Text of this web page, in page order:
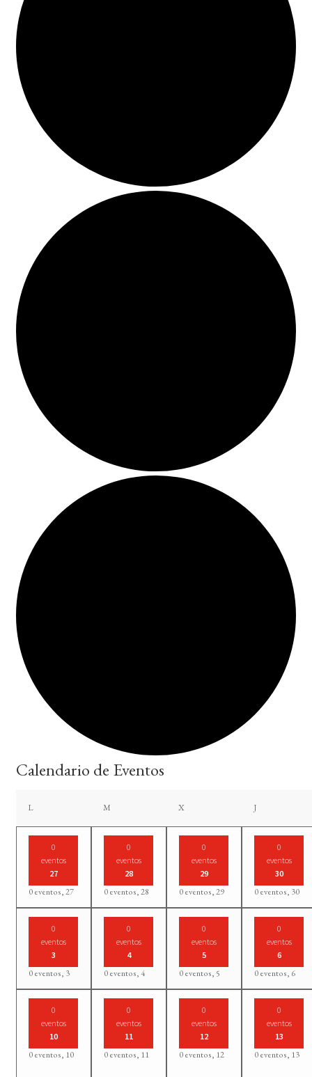
Calendario de Eventos
Llunes Mmartes Xmiércoles Jjueves
0
eventos
27
0 eventos,27
0
eventos
28
0 eventos,28
0
eventos
29
0 eventos,29
0
eventos
30
0 eventos, 30
0
eventos
3
0 eventos, 3
0
eventos
4
0 eventos, 4
0
eventos
5
0 eventos,5
0
eventos
6
0 eventos, 6
0
eventos
10
0 eventos, 10
0
eventos
11
0 eventos, 11
0
eventos
12
0 eventos, 12
0
eventos
13
0 eventos, 13